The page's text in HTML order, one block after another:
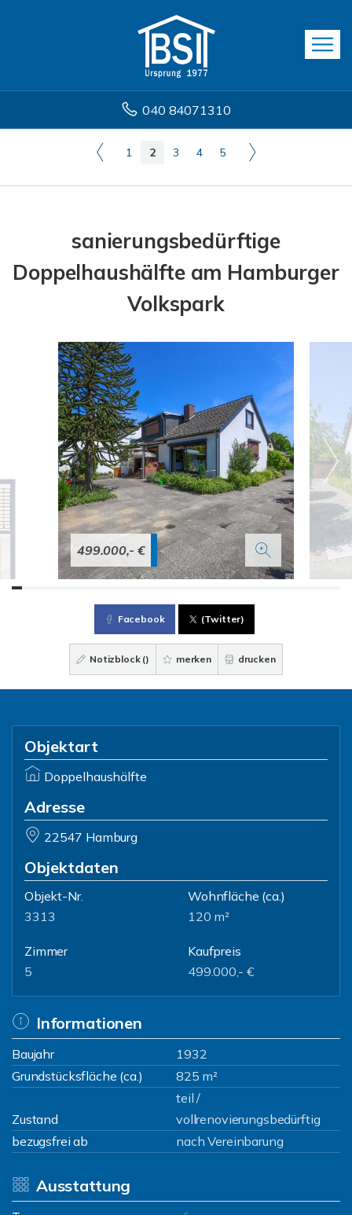
040 84071310
1 2 3 4 5
sanierungsbedürftige
Doppelhaushälfte am Hamburger
Volkspark
499.000,- €
Facebook (Twitter)
Notizblock () merken drucken
Objektart
Doppelhaushälfte
Adresse
22547 Hamburg
Objektdaten
Objekt-Nr.
3313
Wohnfläche (ca.)
120 m²
Zimmer
5
Kaufpreis
499.000,- €
Informationen
Baujahr
1932
Grundstücksfläche (ca.)
825 m²
Zustand
teil /
vollrenovierungsbedürftig
bezugsfrei ab
nach Vereinbarung
Ausstattung